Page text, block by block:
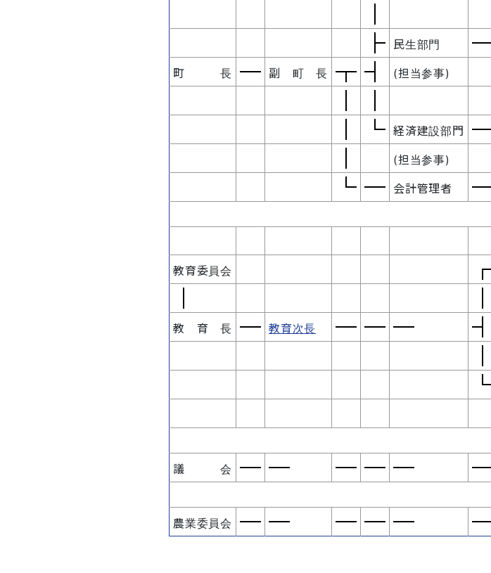
民生部門
町 長 副 町 長 (担当参事)
経済建設部門
(担当参事)
会計管理者
教育委員会
教 育 長 教育次長
議 会
農業委員会